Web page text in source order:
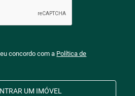
concordo com a Política de
UM IMÓVEL